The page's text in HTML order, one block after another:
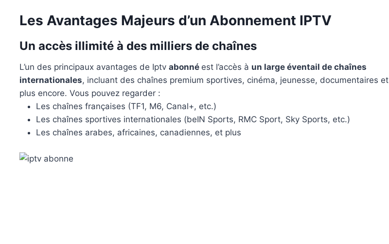
Les Avantages Majeurs d’un Abonnement IPTV
Un accès illimité à des milliers de chaînes
L’un des principaux avantages de Iptv abonné est l’accès à un large éventail de chaînes
internationales, incluant des chaînes premium sportives, cinéma, jeunesse, documentaires et
plus encore. Vous pouvez regarder :
Les chaînes françaises (TF1, M6, Canal+, etc.)
Les chaînes sportives internationales (beIN Sports, RMC Sport, Sky Sports, etc.)
Les chaînes arabes, africaines, canadiennes, et plus